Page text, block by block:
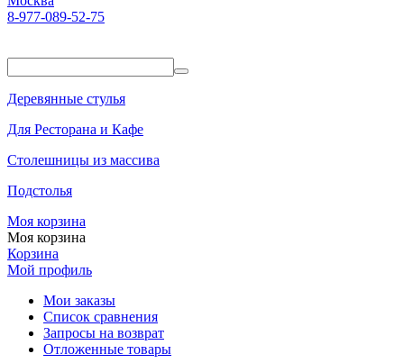
8-977-089-52-75
Деревянные стулья
Для Ресторана и Кафе
Столешницы из массива
Подстолья
Моя корзина
Моя корзина
Корзина
Мой профиль
Мои заказы
Список сравнения
Запросы на возврат
Отложенные товары